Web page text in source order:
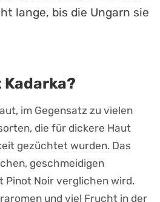
lange, bis die Ungarn sie
im Gegensatz zu vielen
die für dickere Haut
gezüchtet wurden. Das
geschmeidigen
Pinot Noir verglichen wird.
und viel Frucht in der